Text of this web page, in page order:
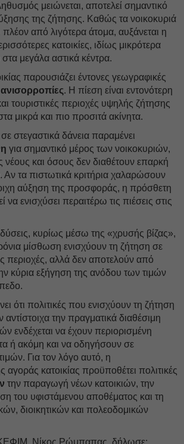
μειώνεται, αποτελεί σημαντικό
της ζήτησης. Καθώς τα νοικοκυριά
πλέον από λιγότερα άτομα, αυξάνεται η
κατοικίες, ιδίως μικρότερα
στα μεγάλα αστικά κέντρα.
παρουσιάζει έντονες γεωγραφικές
ανισορροπίες. Η πίεση είναι εντονότερη
τουριστικές περιοχές υψηλής ζήτησης
στα μικρά και πιο προσιτά ακίνητα.
στεγαστικά δάνεια παραμένει
για σημαντικό μέρος των νοικοκυριών,
νέους και όσους δεν διαθέτουν επαρκή
Αν τα πιστωτικά κριτήρια χαλαρώσουν
αύξηση της προσφοράς, η πρόσθετη
να ενισχύσει περαιτέρω τις πιέσεις στις
κυρίως μέσω της «χρυσής βίζας»,
μίσθωση ενισχύουν τη ζήτηση σε
περιοχές, αλλά δεν αποτελούν από
κύρια εξήγηση της ανόδου των τιμών
ότι πολιτικές που ενισχύουν τη ζήτηση
την πραγματικά διαθέσιμη
ενδέχεται να έχουν περιορισμένη
ή ακόμη και να οδηγήσουν σε
Για τον λόγο αυτό, η
αγοράς κατοικίας προϋποθέτει πολιτικές
την παραγωγή νέων κατοικιών, την
του υφιστάμενου αποθέματος και τη
διοικητικών και πολεοδομικών
Νίκος Ρώμπαπας, δήλωσε: